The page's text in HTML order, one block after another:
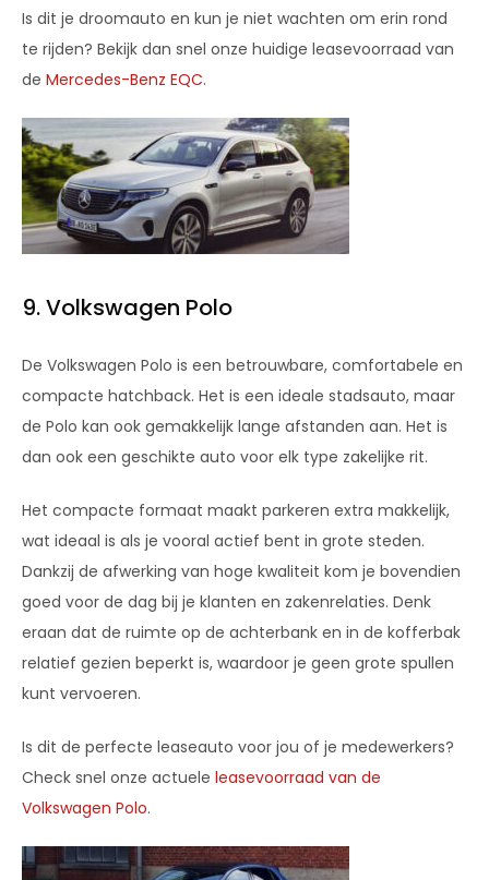
Is dit je droomauto en kun je niet wachten om erin rond
te rijden? Bekijk dan snel onze huidige leasevoorraad van
de Mercedes-Benz EQC.
9. Volkswagen Polo
De Volkswagen Polo is een betrouwbare, comfortabele en
compacte hatchback. Het is een ideale stadsauto, maar
de Polo kan ook gemakkelijk lange afstanden aan. Het is
dan ook een geschikte auto voor elk type zakelijke rit.
Het compacte formaat maakt parkeren extra makkelijk,
wat ideaal is als je vooral actief bent in grote steden.
Dankzij de afwerking van hoge kwaliteit kom je bovendien
goed voor de dag bij je klanten en zakenrelaties. Denk
eraan dat de ruimte op de achterbank en in de kofferbak
relatief gezien beperkt is, waardoor je geen grote spullen
kunt vervoeren.
Is dit de perfecte leaseauto voor jou of je medewerkers?
Check snel onze actuele leasevoorraad van de
Volkswagen Polo.